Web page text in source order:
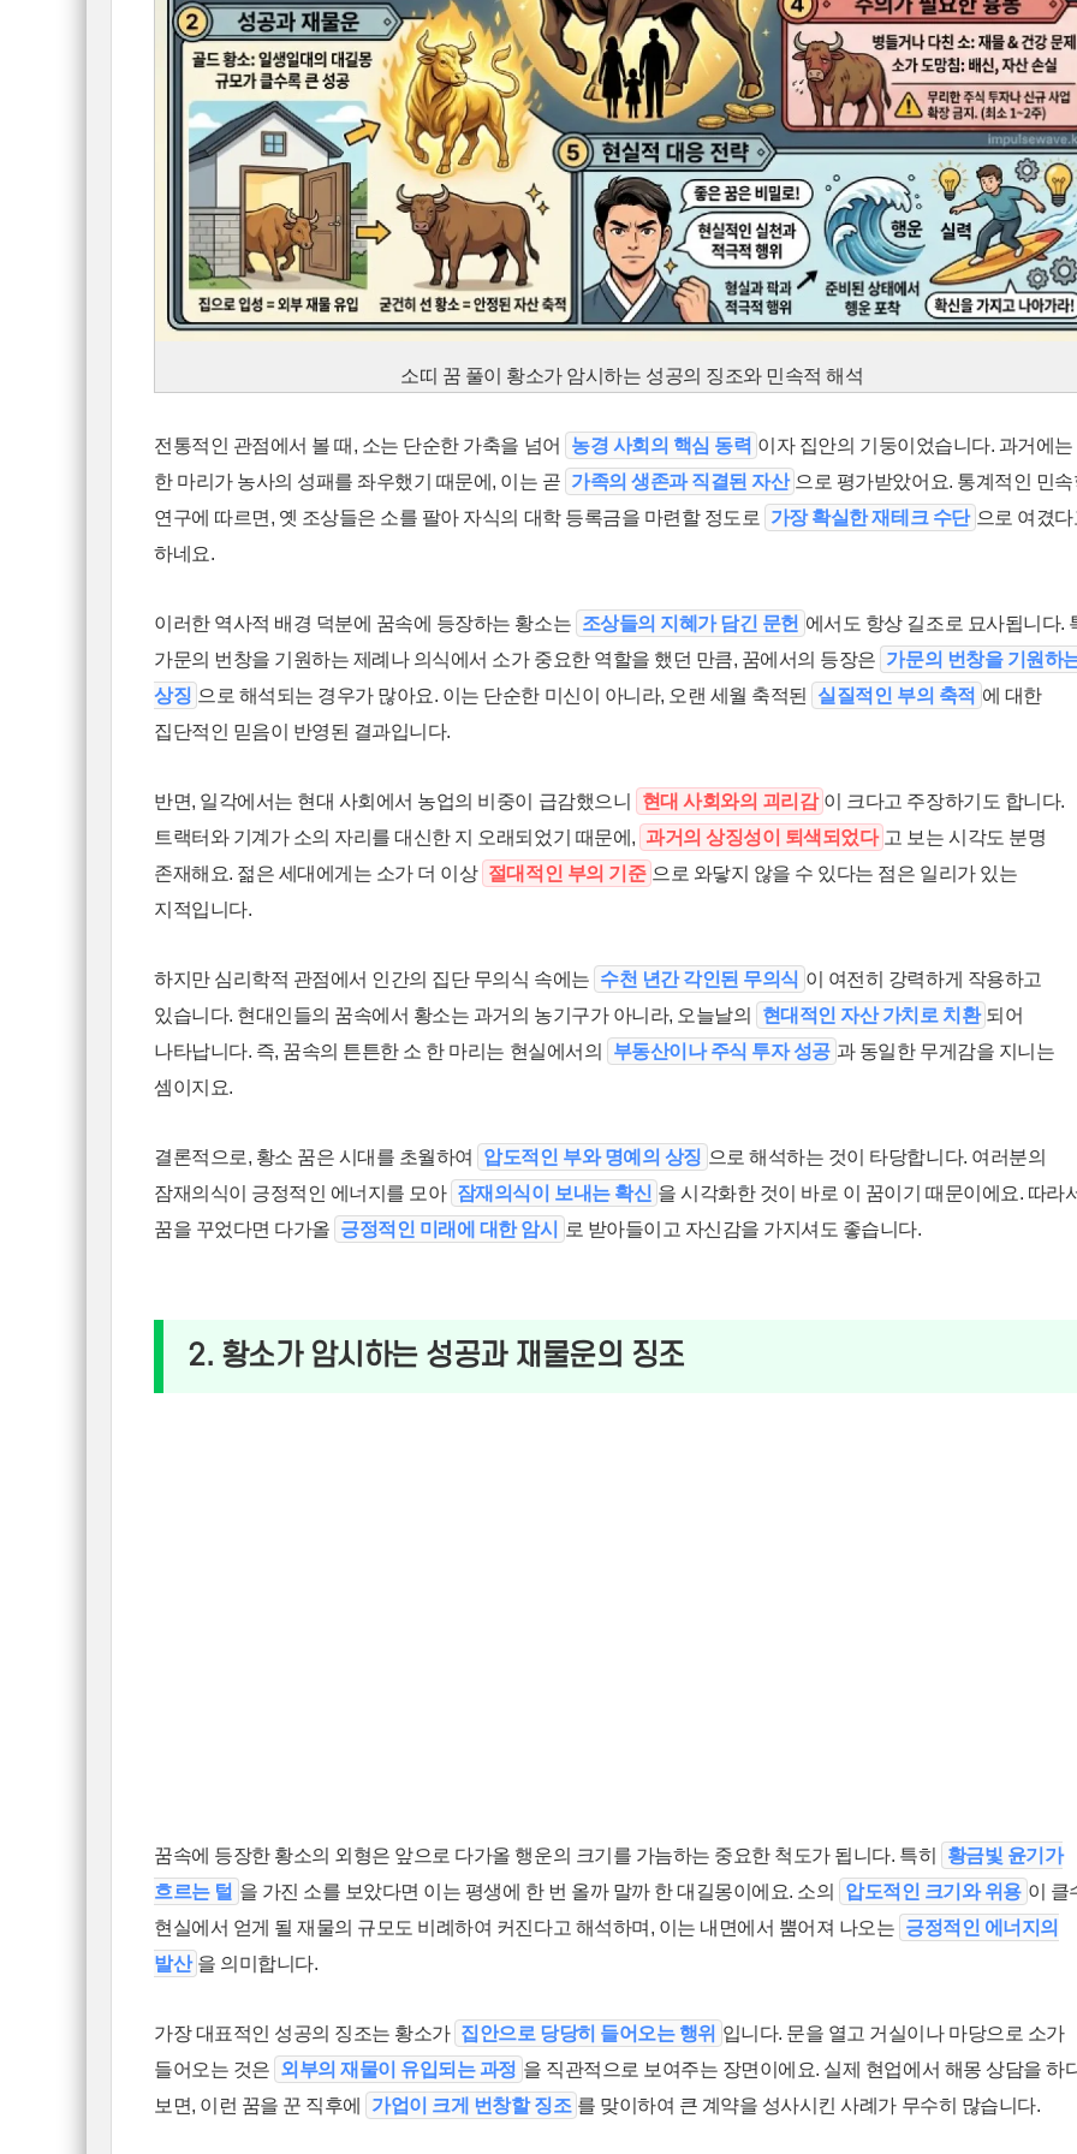
소띠 꿈 풀이 황소가 암시하는 성공의 징조와 민속적 해석
전통적인 관점에서 볼 때, 소는 단순한 가축을 넘어 농경 사회의 핵심 동력 이자 집안의 기둥이었습니다. 과거에는
한 마리가 농사의 성패를 좌우했기 때문에, 이는 곧 가족의 생존과 직결된 자산 으로 평가받았어요. 통계적인 민속
연구에 따르면, 옛 조상들은 소를 팔아 자식의 대학 등록금을 마련할 정도로
가장 확실한 재테크 수단 으로 여겼
하네요.
이러한 역사적 배경 덕분에 꿈속에 등장하는 황소는 조상들의 지혜가 담긴 문헌 에서도 항상 길조로 묘사됩니다.
가문의 번창을 기원하는 제례나 의식에서 소가 중요한 역할을 했던 만큼, 꿈에서의 등장은 가문의 번창을 기원하
상징 으로 해석되는 경우가 많아요. 이는 단순한 미신이 아니라, 오랜 세월 축적된 실질적인 부의 축적 에 대한
집단적인 믿음이 반영된 결과입니다.
반면, 일각에서는 현대 사회에서 농업의 비중이 급감했으니 현대 사회와의 괴리감 이 크다고 주장하기도 합니다.
트랙터와 기계가 소의 자리를 대신한 지 오래되었기 때문에, 과거의 상징성이 퇴색되었다 고 보는 시각도 분명
존재해요. 젊은 세대에게는 소가 더 이상 절대적인 부의 기준 으로 와닿지 않을 수 있다는 점은 일리가 있는
지적입니다.
하지만 심리학적 관점에서 인간의 집단 무의식 속에는 수천 년간 각인된 무의식 이 여전히 강력하게 작용하고
있습니다. 현대인들의 꿈속에서 황소는 과거의 농기구가 아니라, 오늘날의
현대적인 자산 가치로 치환 되어
나타납니다. 즉, 꿈속의 튼튼한 소 한 마리는 현실에서의
부동산이나 주식 투자 성공 과 동일한 무게감을 지니는
셈이지요.
결론적으로, 황소 꿈은 시대를 초월하여 압도적인 부와 명예의 상징 으로 해석하는 것이 타당합니다. 여러분의
잠재의식이 긍정적인 에너지를 모아 잠재의식이 보내는 확신 을 시각화한 것이 바로 이 꿈이기 때문이에요. 따라
꿈을 꾸었다면 다가올 긍정적인 미래에 대한 암시 로 받아들이고 자신감을 가지셔도 좋습니다.
2. 황소가 암시하는 성공과 재물운의 징조
꿈속에 등장한 황소의 외형은 앞으로 다가올 행운의 크기를 가늠하는 중요한 척도가 됩니다. 특히
황금빛 윤기가
흐르는 털 을 가진 소를 보았다면 이는 평생에 한 번 올까 말까 한 대길몽이에요. 소의 압도적인 크기와 위용 이 클
현실에서 얻게 될 재물의 규모도 비례하여 커진다고 해석하며, 이는 내면에서 뿜어져 나오는 긍정적인 에너지의
발산 을 의미합니다.
가장 대표적인 성공의 징조는 황소가 집안으로 당당히 들어오는 행위 입니다. 문을 열고 거실이나 마당으로 소가
들어오는 것은 외부의 재물이 유입되는 과정 을 직관적으로 보여주는 장면이에요. 실제 현업에서 해몽 상담을 하
보면, 이런 꿈을 꾼 직후에
가업이 크게 번창할 징조 를 맞이하여 큰 계약을 성사시킨 사례가 무수히 많습니다.